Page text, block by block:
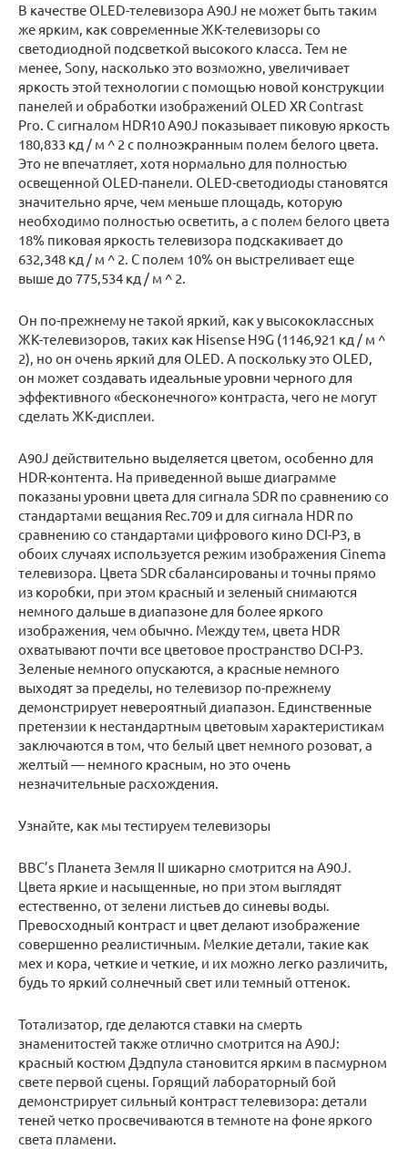
В качестве OLED-телевизора A90J не может быть таким
же ярким, как современные ЖК-телевизоры со
светодиодной подсветкой высокого класса. Тем не
менее, Sony, насколько это возможно, увеличивает
яркость этой технологии с помощью новой конструкции
панелей и обработки изображений OLED XR Contrast
Pro. С сигналом HDR10 A90J показывает пиковую яркость
180,833 кд / м ^ 2 с полноэкранным полем белого цвета.
Это не впечатляет, хотя нормально для полностью
освещенной OLED-панели. OLED-светодиоды становятся
значительно ярче, чем меньше площадь, которую
необходимо полностью осветить, а с полем белого цвета
18% пиковая яркость телевизора подскакивает до
632,348 кд / м ^ 2. С полем 10% он выстреливает еще
выше до 775,534 кд / м ^ 2.
Он по-прежнему не такой яркий, как у высококлассных
ЖК-телевизоров, таких как Hisense H9G (1146,921 кд / м ^
2), но он очень яркий для OLED. А поскольку это OLED,
он может создавать идеальные уровни черного для
эффективного «бесконечного» контраста, чего не могут
сделать ЖК-дисплеи.
A90J действительно выделяется цветом, особенно для
HDR-контента. На приведенной выше диаграмме
показаны уровни цвета для сигнала SDR по сравнению со
стандартами вещания Rec.709 и для сигнала HDR по
сравнению со стандартами цифрового кино DCI-P3, в
обоих случаях используется режим изображения Cinema
телевизора. Цвета SDR сбалансированы и точны прямо
из коробки, при этом красный и зеленый снимаются
немного дальше в диапазоне для более яркого
изображения, чем обычно. Между тем, цвета HDR
охватывают почти все цветовое пространство DCI-P3.
Зеленые немного опускаются, а красные немного
выходят за пределы, но телевизор по-прежнему
демонстрирует невероятный диапазон. Единственные
претензии к нестандартным цветовым характеристикам
заключаются в том, что белый цвет немного розоват, а
желтый — немного красным, но это очень
незначительные расхождения.
Узнайте, как мы тестируем телевизоры
BBC’s Планета Земля II шикарно смотрится на A90J.
Цвета яркие и насыщенные, но при этом выглядят
естественно, от зелени листьев до синевы воды.
Превосходный контраст и цвет делают изображение
совершенно реалистичным. Мелкие детали, такие как
мех и кора, четкие и четкие, и их можно легко различить,
будь то яркий солнечный свет или темный оттенок.
Тотализатор, где делаются ставки на смерть
знаменитостей также отлично смотрится на A90J:
красный костюм Дэдпула становится ярким в пасмурном
свете первой сцены. Горящий лабораторный бой
демонстрирует сильный контраст телевизора: детали
теней четко просвечиваются в темноте на фоне яркого
света пламени.